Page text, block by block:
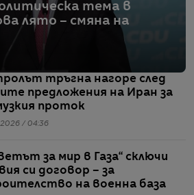
тема в
лято – смяна на
тръгна нагоре след
предложения на Иран за
проток
/ 04:36
за мир в Газа“ сключи
си договор – за
на военна база